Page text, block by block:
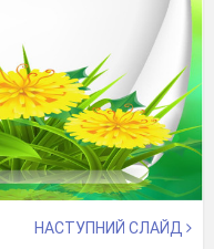
НАСТУПНИЙ СЛАЙД